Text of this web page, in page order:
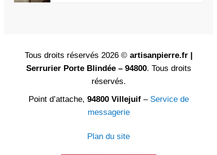
Tous droits réservés 2026 © artisanpierre.fr |
Serrurier Porte Blindée – 94800. Tous droits
réservés.
Point d’attache, 94800 Villejuif– Service de
messagerie
Plan du site